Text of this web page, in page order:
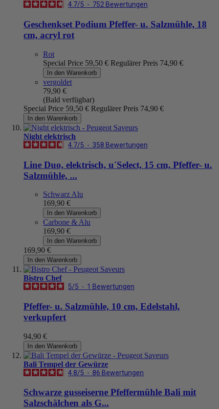
4.7/5 - 752 Bewertungen
Geschenkset Podium Pfeffer- u. Salzmühle, 18
cm, acryl rot
Rot
Special Price 59,50 € Regulärer Preis 74,90 €
In den Warenkorb
vergoldet
79,90 €
(Bald verfügbar)
Special Price 59,50 € Regulärer Preis 74,90 €
In den Warenkorb
Night elektrisch
4.7/5 - 358 Bewertungen
Line Duo, elektrisch, u´Select, 15 cm, Pfeffer- u.
Salzmühle, ...
Schwarz Alu
169,90 €
In den Warenkorb
Carbone & Alu
169,90 €
In den Warenkorb
169,90 €
In den Warenkorb
Bistro Chef
5/5 - 1 Bewertungen
Pfeffer- u. Salzmühle, 10 cm, Edelstahl,
verkupfert
94,90 €
In den Warenkorb
Bali Tempel der Gewürze
4.8/5 - 86 Bewertungen
Schwarze gusseiserne Pfeffermühle Bali mit
Salzschälchen als G...